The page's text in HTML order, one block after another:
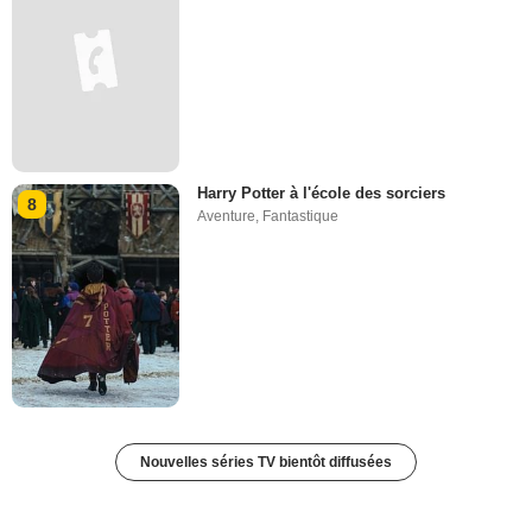
8
Harry Potter à l'école des sorciers
Aventure, Fantastique
Nouvelles séries TV bientôt diffusées